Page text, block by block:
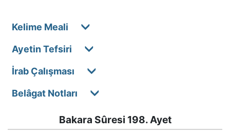
Kelime Meali
Ayetin Tefsiri
İrab Çalışması
Belâgat Notları
Bakara Sûresi 198. Ayet